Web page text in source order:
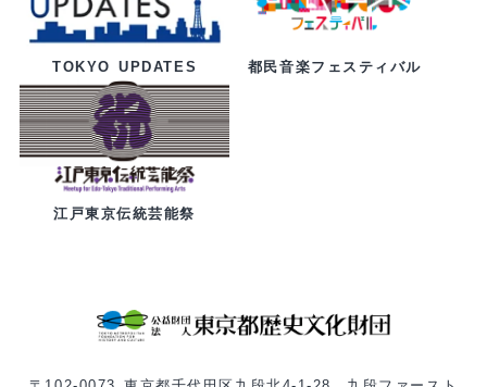
TOKYO UPDATES 都民音楽フェスティバル
江戸東京伝統芸能祭